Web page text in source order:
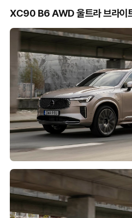
XC90 B6 AWD 울트라 브라이